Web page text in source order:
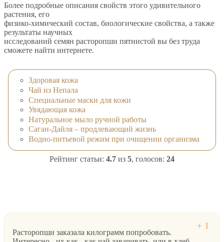
Более подробные описания свойств этого удивительного
растения, его
физико-химический состав, биологические свойства, а также
результаты научных
исследований семян расторопши пятнистой вы без труда
сможете найти интернете.
Здоровая кожа
Чай из Непала
Специальные маски для кожи
Увядающая кожа
Натуральное мыло ручной работы
Саган-Дайля – продлевающий жизнь
Водно-питьевой режим при очищении организма
Рейтинг статьи: 4.7 из 5, голосов: 24
Расторопши заказала килограмм попробовать.